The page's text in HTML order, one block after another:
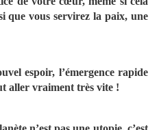
que vous servirez la paix, une
espoir, l’émergence rapide
aller vraiment très vite !